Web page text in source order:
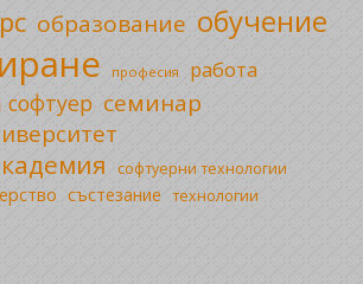
образование обучение
професия работа
софтуер семинар
софтуерни технологии
състезание технологии